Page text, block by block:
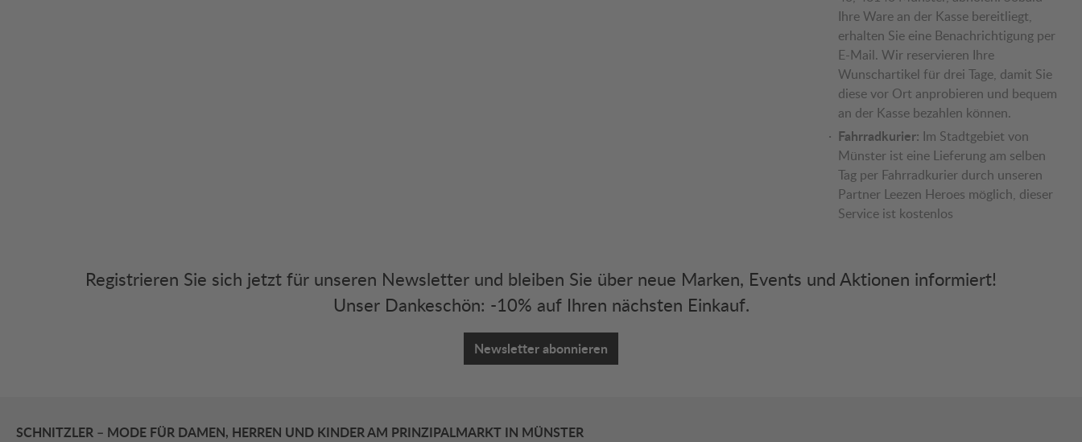
Ihre Ware an der Kasse bereitliegt,
erhalten Sie eine Benachrichtigung per
E-Mail. Wir reservieren Ihre
Wunschartikel für drei Tage, damit Sie
diese vor Ort anprobieren und bequem
an der Kasse bezahlen können.
Fahrradkurier: Im Stadtgebiet von
Münster ist eine Lieferung am selben
Tag per Fahrradkurier durch unseren
Partner Leezen Heroes möglich, dieser
Service ist kostenlos
Registrieren Sie sich jetzt für unseren Newsletter und bleiben Sie über neue Marken, Events und Aktionen informiert!
Unser Dankeschön: -10% auf Ihren nächsten Einkauf.
Newsletter abonnieren
SCHNITZLER – MODE FÜR DAMEN, HERREN UND KINDER AM PRINZIPALMARKT IN MÜNSTER